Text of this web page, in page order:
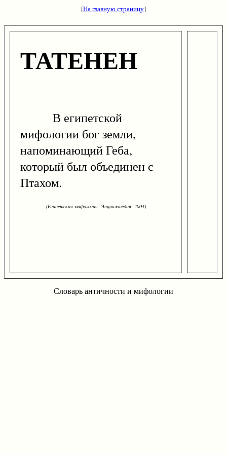
[На главную страницу]
ТАТЕНЕН
В египетской
мифологии бог земли,
напоминающий Геба,
который был объединен с
Птахом.
(Египетская мифология: Энциклопедия. 2004)
Словарь античности и мифологии